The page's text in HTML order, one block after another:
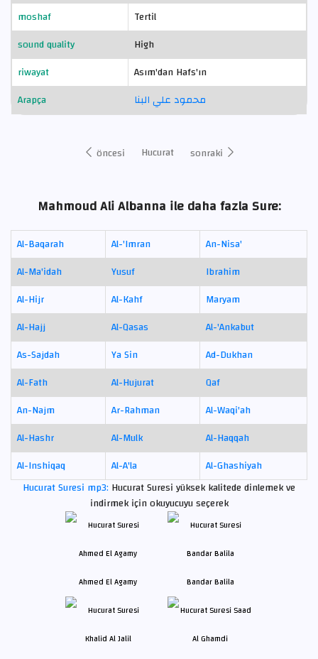
moshaf
Tertil
sound quality
High
riwayat
Asım'dan Hafs'ın
Arapça
محمود علي البنا
öncesi Hucurat sonraki
Mahmoud Ali Albanna ile daha fazla Sure:
Al-Baqarah Al-'Imran
An-Nisa'
Al-Ma'idah
Yusuf
Ibrahim
Al-Hijr
Al-Kahf
Maryam
Al-Hajj
Al-Qasas
Al-'Ankabut
As-Sajdah
Ya Sin
Ad-Dukhan
Al-Fath
Al-Hujurat
Qaf
An-Najm
Ar-Rahman
Al-Waqi'ah
Al-Hashr
Al-Mulk
Al-Haqqah
Al-Inshiqaq
Al-A'la
Al-Ghashiyah
Hucurat Suresi mp3: Hucurat Suresi yüksek kalitede dinlemek ve
indirmek için okuyucuyu seçerek
Ahmed El Agamy Bandar Balila